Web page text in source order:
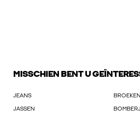
MISSCHIEN BENT U
JEANS BROEKEN
JASSEN